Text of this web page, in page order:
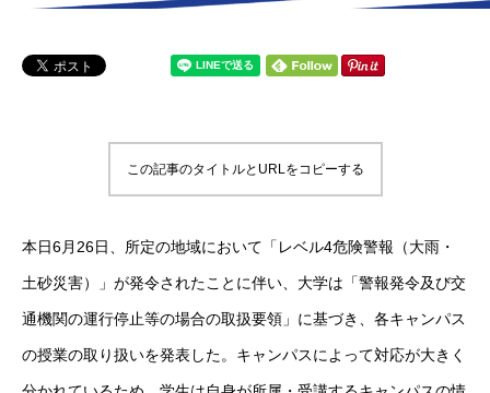
この記事のタイトルとURLをコピーする
本日6月26日、所定の地域において「レベル4危険警報（大雨・
土砂災害）」が発令されたことに伴い、大学は「警報発令及び交
通機関の運行停止等の場合の取扱要領」に基づき、各キャンパス
の授業の取り扱いを発表した。キャンパスによって対応が大きく